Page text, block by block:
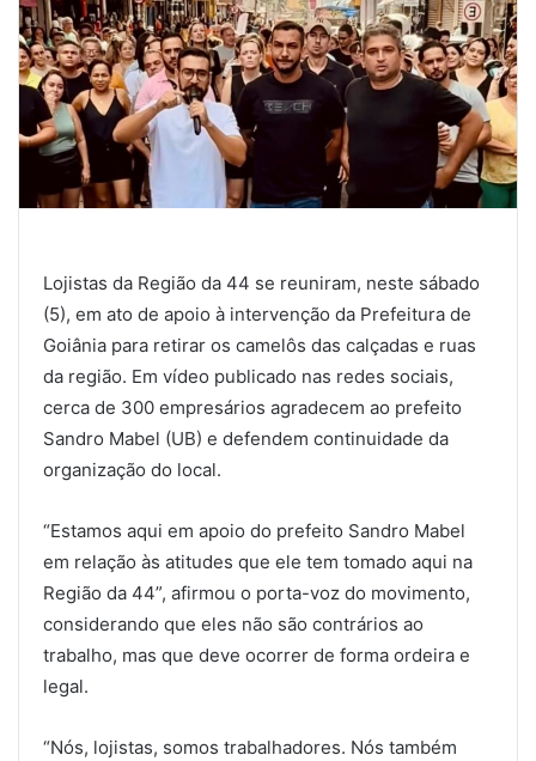
Lojistas da Região da 44 se reuniram, neste sábado
(5), em ato de apoio à intervenção da Prefeitura de
Goiânia para retirar os camelôs das calçadas e ruas
da região. Em vídeo publicado nas redes sociais,
cerca de 300 empresários agradecem ao prefeito
Sandro Mabel (UB) e defendem continuidade da
organização do local.
“Estamos aqui em apoio do prefeito Sandro Mabel
em relação às atitudes que ele tem tomado aqui na
Região da 44”, afirmou o porta-voz do movimento,
considerando que eles não são contrários ao
trabalho, mas que deve ocorrer de forma ordeira e
legal.
“Nós, lojistas, somos trabalhadores. Nós também